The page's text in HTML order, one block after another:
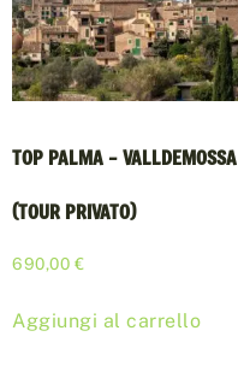
TOP PALMA – VALLDEMOSSA
(TOUR PRIVATO)
690,00 €
Aggiungi al carrello